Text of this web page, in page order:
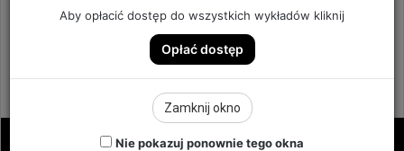
ODCINEK 192
an
Aby opłacić dostęp do wszystkich wykładów kliknij
Opłać dostęp
Zamknij okno
Nie pokazuj ponownie tego okna